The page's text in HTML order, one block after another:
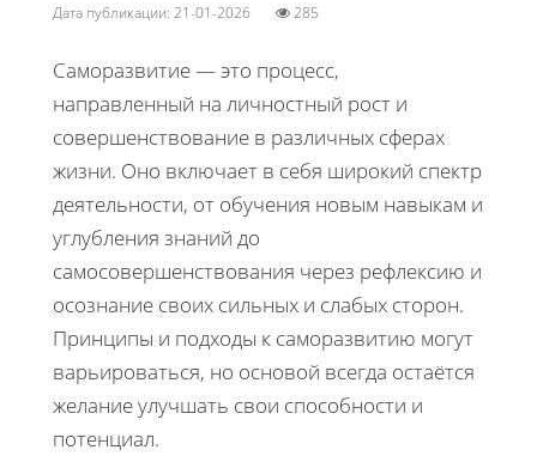
Дата публикации: 21-01-2026 285
Саморазвитие — это процесс,
направленный на личностный рост и
совершенствование в различных сферах
жизни. Оно включает в себя широкий спектр
деятельности, от обучения новым навыкам и
углубления знаний до
самосовершенствования через рефлексию и
осознание своих сильных и слабых сторон.
Принципы и подходы к саморазвитию могут
варьироваться, но основой всегда остаётся
желание улучшать свои способности и
потенциал.